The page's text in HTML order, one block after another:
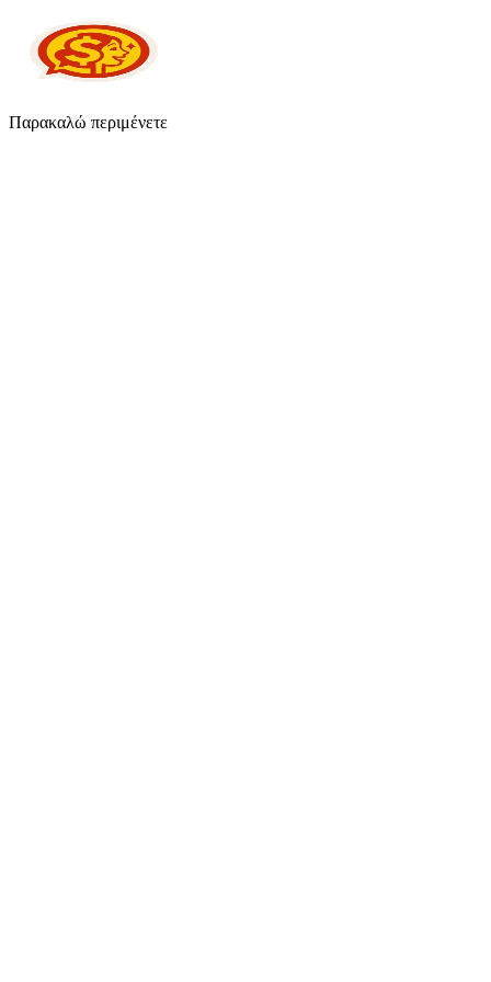
Παρακαλώ περιμένετε